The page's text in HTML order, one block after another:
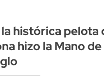
histórica pelota
hizo la Mano